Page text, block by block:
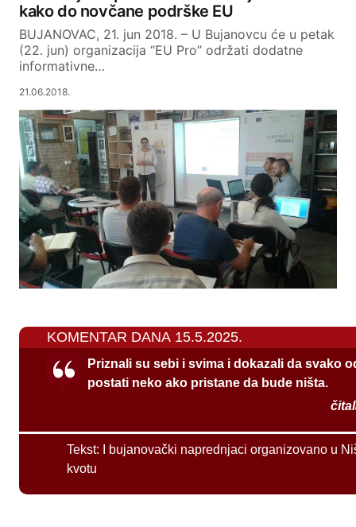
kako do novčane podrške EU
BUJANOVAC, 21. jun 2018. – U Bujanovcu će u petak
(22. jun) organizacija “EU Pro” održati dodatne
informativne…
21.06.2018.
KOMENTAR DANA 15.5.2025.
Priznali su sebi i svima i dokazali da svako
postati neko ako pristane da bude ništa.
Tekst:
I bujanovački naprednjaci organizovano u
kvotu